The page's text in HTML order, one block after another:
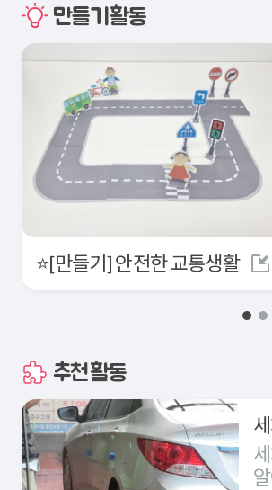
만들기활동
⭐[만들기] 안전한 교통생활
추천활동